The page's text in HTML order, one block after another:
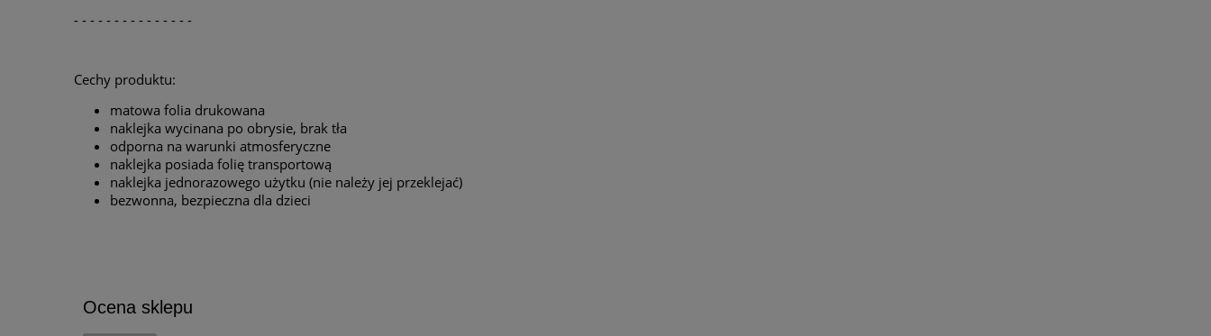
- - - - - - - - - - - - - - -
Cechy produktu:
matowa folia drukowana
naklejka wycinana po obrysie, brak tła
odporna na warunki atmosferyczne
naklejka posiada folię transportową
naklejka jednorazowego użytku (nie należy jej przeklejać)
bezwonna, bezpieczna dla dzieci
Ocena sklepu